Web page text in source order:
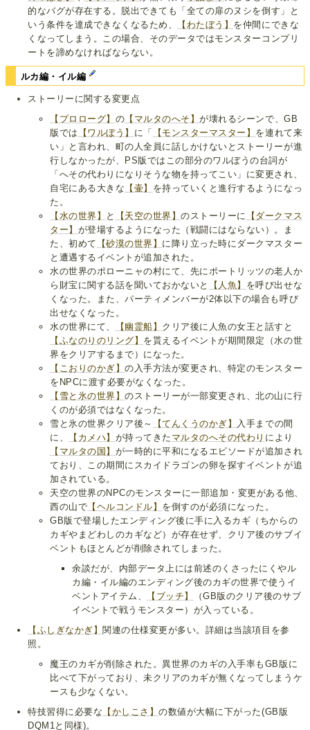
的なバグが存在する。脱出できても「全ての扉のヌシを倒す」と
いう条件を達成できなくなるため、
【わたぼう】 を仲間にできな
くなってしまう。この場合、そのデータではモンスターコンプリ
ートを諦めなければならない。
ルカ編・イル編
ストーリーに関する変更点
【プロローグ】 の 【マルタのへそ】が壊れるシーンで、GB
版では
【ワルぼう】 に「 【モンスターマスター】 を連れて来
い」と言われ、町の人全員に話しかけないとストーリーが進
行しなかったが、PS版ではこの部分のワルぼうの台詞が
「へその代わりになりそうな物を持ってこい」に変更され、
自宅にある大きな 【壷】 を持っていくと進行するようになっ
た。
【水の世界】
と 【天空の世界】のストーリーに
【ダークマス
ター】 が登場するようになった（戦闘にはならない）。ま
た、初めて
【砂漠の世界】 に降り立った時にダークマスター
と遭遇するイベントが追加された。
水の世界のポローニャの村にて、先にポートリッツの老人か
ら財宝に関する話を聞いておかないと
【人魚】 を呼び出せな
くなった。また、パーティメンバーが2体以下の場合も呼び
出せなくなった。
水の世界にて、
【幽霊船】 クリア後に人魚の女王と話すと
【ふなのりのリング】 を貰えるイベントが期間限定（水の世
界をクリアするまで）になった。
【こおりのかぎ】の入手方法が変更され、特定のモンスター
をNPCに渡す必要がなくなった。
【雪と氷の世界】のストーリーが一部変更され、北の山に行
くのが必須ではなくなった。
雪と氷の世界クリア後～
【てんくうのかぎ】
入手までの間
に、
【カメハ】 が持ってきた マルタのへその代わり により
【マルタの国】 が一時的に平和になるエピソードが追加され
ており、この期間にスカイドラゴンの卵を探すイベントが追
加されている。
天空の世界のNPCのモンスターに一部追加・変更がある他、
西の山で 【ヘルコンドル】 を倒すのが必須になった。
GB版で登場したエンディング後に手に入るカギ（ちからの
カギやまどわしのカギなど）が存在せず、クリア後のサブイ
ベントもほとんどが削除されてしまった。
余談だが、内部データ上には前述のくさったにくやル
カ編・イル編のエンディング後のカギの世界で使うイ
ベントアイテム、
【ブッチ】
（GB版のクリア後のサブ
イベントで戦うモンスター）が入っている。
【ふしぎなかぎ】 関連の仕様変更が多い。詳細は当該項目を参
照。
魔王のカギが削除された。異世界のカギの入手率もGB版に
比べて下がっており、未クリアのカギが無くなってしまうケ
ースも少なくない。
特技習得に必要な 【かしこさ】の数値が大幅に下がった(GB版
DQM1と同様)。